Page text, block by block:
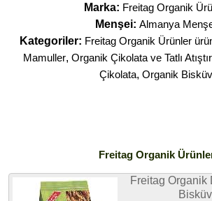
Marka: Freitag Organik
Menşei: Almanya
Kategoriler: Freitag Organik Ürünler
Mamuller, Organik Çikolata ve Tatlı
Çikolata, Organik
Freitag Organik
Freitag Organik